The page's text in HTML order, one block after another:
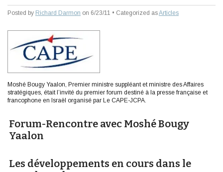
Posted by Richard Darmon on 6/23/11 • Categorized asArticles
Moshé Bougy Yaalon, Premier ministre suppléant et ministre des Affaires
stratégiques, était l’invité du premier forum destiné à la presse française et
francophone en Israël organisé par Le CAPE-JCPA.
Forum-Rencontre avec Moshé Bougy
Yaalon
Les développements en cours dans le